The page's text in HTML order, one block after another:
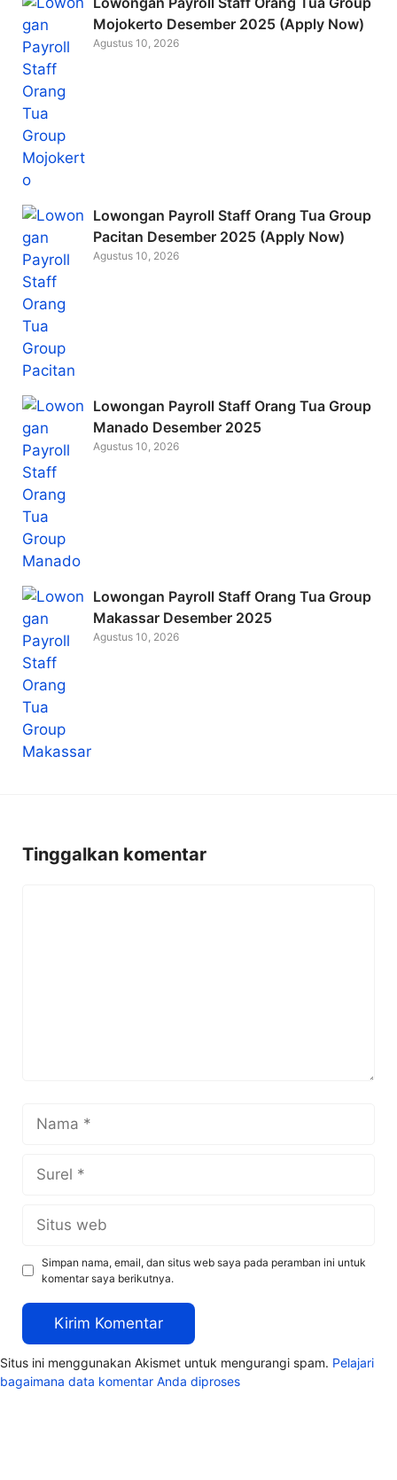
Mojokerto Desember 2025 (Apply Now)
Agustus 10, 2026
Lowongan Payroll Staff Orang Tua Group
Pacitan Desember 2025 (Apply Now)
Agustus 10, 2026
Lowongan Payroll Staff Orang Tua Group
Manado Desember 2025
Agustus 10, 2026
Lowongan Payroll Staff Orang Tua Group
Makassar Desember 2025
Agustus 10, 2026
Tinggalkan komentar
web
Simpan nama, email, dan situs web saya pada peramban ini untuk
komentar saya berikutnya.
Situs ini menggunakan Akismet untuk mengurangi spam. Pelajari
bagaimana data komentar Anda diproses